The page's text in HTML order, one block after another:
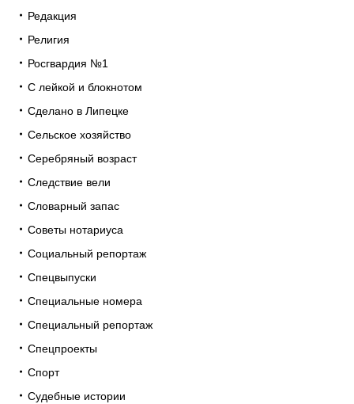
Редакция
Религия
Росгвардия №1
С лейкой и блокнотом
Сделано в Липецке
Сельское хозяйство
Серебряный возраст
Следствие вели
Словарный запас
Советы нотариуса
Социальный репортаж
Спецвыпуски
Специальные номера
Специальный репортаж
Спецпроекты
Спорт
Судебные истории